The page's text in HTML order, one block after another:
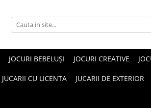
JOCURI BEBELUŞI JOCURI CREATIVE
JUCARII CU LICENTA JUCARII DE EXTERIOR